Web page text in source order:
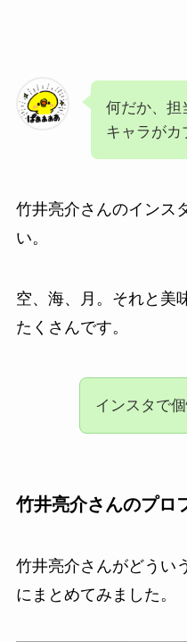
何だか、担
キャラがカ
竹井亮介さんのインス
い。
空、海、月。それと美
たくさんです。
インスタで
竹井亮介さんのプロ
竹井亮介さんがどうい
にまとめてみました。